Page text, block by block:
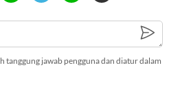
tanggung jawab pengguna dan diatur dalam